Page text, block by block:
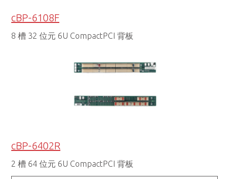
cBP-6108F
8 槽 32 位元 6U CompactPCI 背板
cBP-6402R
2 槽 64 位元 6U CompactPCI 背板